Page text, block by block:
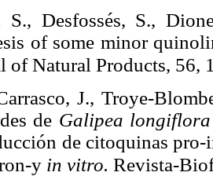
S., Desfossés, S.,
of some minor
of Natural Products, 56,
J., Troye-
de Galipea
de citoquinas
y in vitro. Revista-